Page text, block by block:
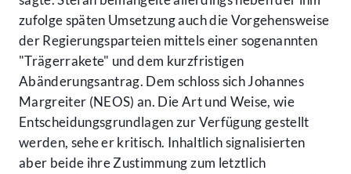
zufolge späten Umsetzung auch die Vorgehensweise
der Regierungsparteien mittels einer sogenannten
"Trägerrakete" und dem kurzfristigen
Abänderungsantrag. Dem schloss sich Johannes
Margreiter (NEOS) an. Die Art und Weise, wie
Entscheidungsgrundlagen zur Verfügung gestellt
werden, sehe er kritisch. Inhaltlich signalisierten
aber beide ihre Zustimmung zum letztlich